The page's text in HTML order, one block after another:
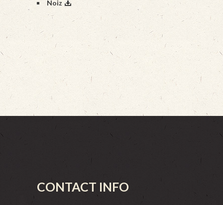
Noiz
CONTACT INFO